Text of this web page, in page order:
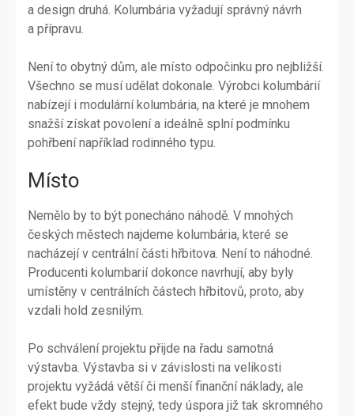
a design druhá. Kolumbária vyžadují správný návrh
a přípravu.
Není to obytný dům, ale místo odpočinku pro nejbližší.
Všechno se musí udělat dokonale. Výrobci kolumbárií
nabízejí i modulární kolumbária, na které je mnohem
snažší získat povolení a ideálně splní podmínku
pohřbení například rodinného typu.
Místo
Nemělo by to být ponecháno náhodě. V mnohých
českých městech najdeme kolumbária, které se
nacházejí v centrální části hřbitova. Není to náhodné.
Producenti kolumbarií dokonce navrhují, aby byly
umístěny v centrálních částech hřbitovů, proto, aby
vzdali hold zesnilým.
Po schválení projektu přijde na řadu samotná
výstavba. Výstavba si v závislosti na velikosti
projektu vyžádá větší či menší finanční náklady, ale
efekt bude vždy stejný, tedy úspora již tak skromného